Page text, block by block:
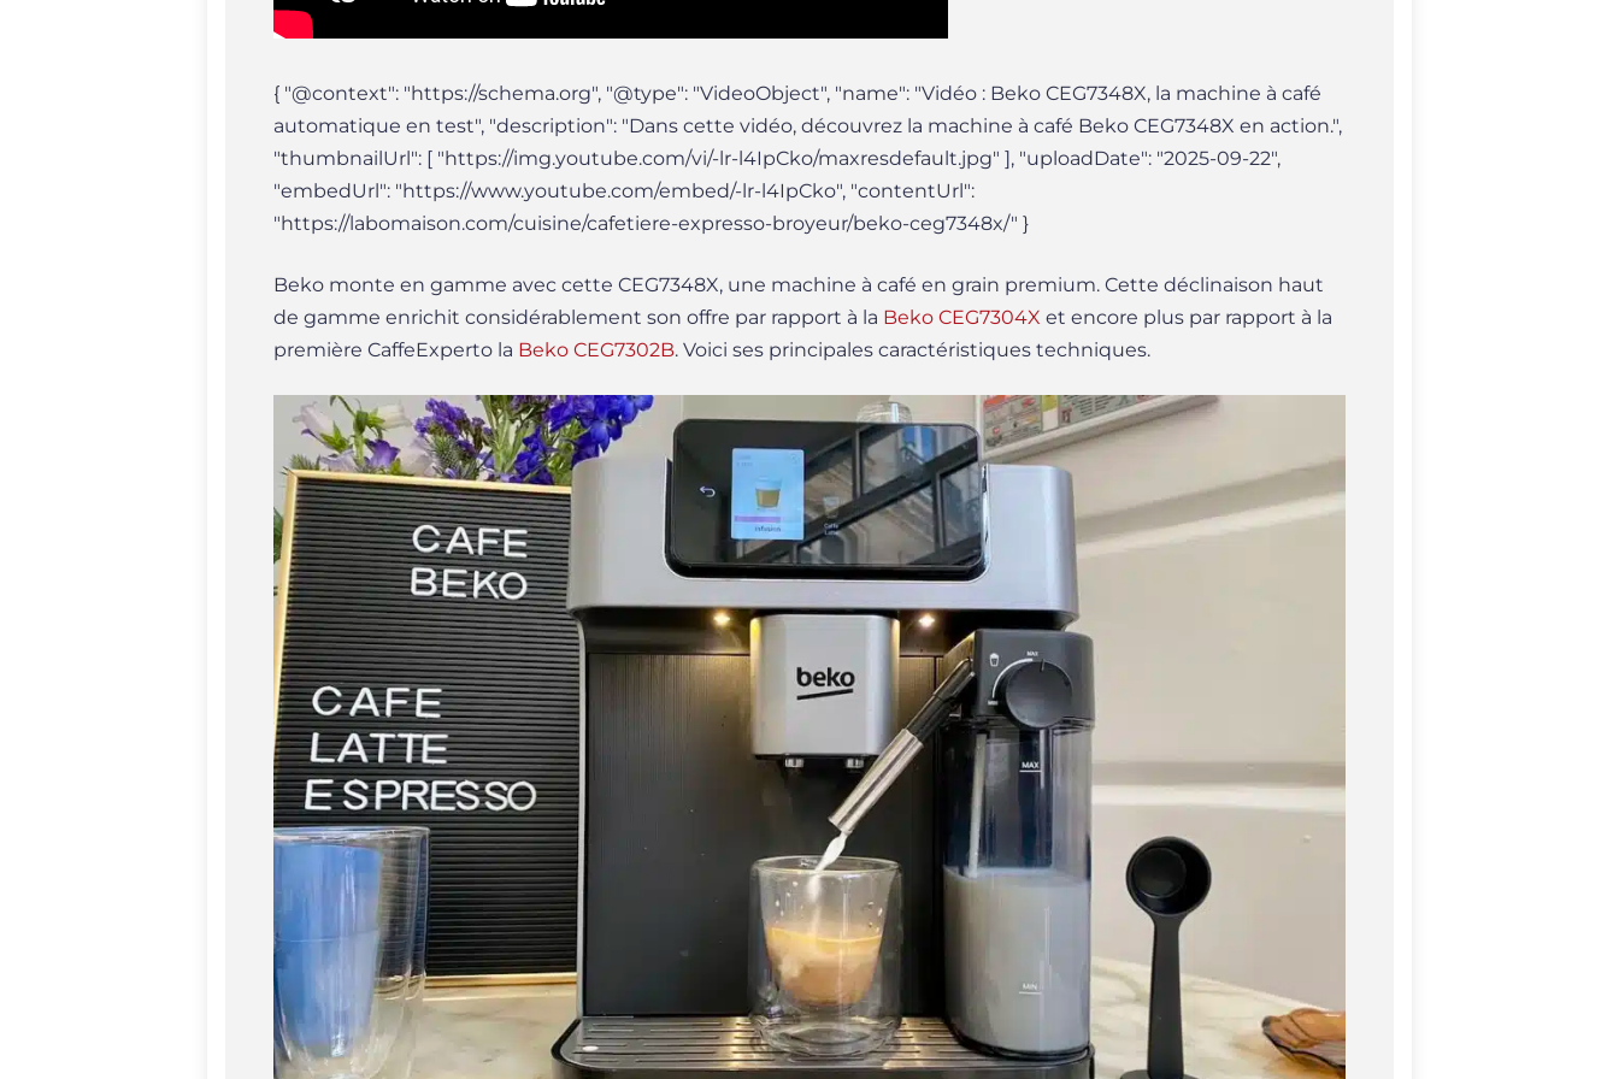
{ "@context": "https://schema.org", "@type": "VideoObject", "name": "Vidéo : Beko CEG7348X, la machine à café
automatique en test", "description": "Dans cette vidéo, découvrez la machine à café Beko CEG7348X en action.",
"thumbnailUrl": [ "https://img.youtube.com/vi/-lr-l4IpCko/maxresdefault.jpg" ], "uploadDate": "2025-09-22",
"embedUrl": "https://www.youtube.com/embed/-lr-l4IpCko", "contentUrl":
"https://labomaison.com/cuisine/cafetiere-expresso-broyeur/beko-ceg7348x/" }
Beko monte en gamme avec cette CEG7348X, une machine à café en grain premium. Cette déclinaison haut
de gamme enrichit considérablement son offre par rapport à la Beko CEG7304X et encore plus par rapport à la
première CaffeExperto la Beko CEG7302B. Voici ses principales caractéristiques techniques.